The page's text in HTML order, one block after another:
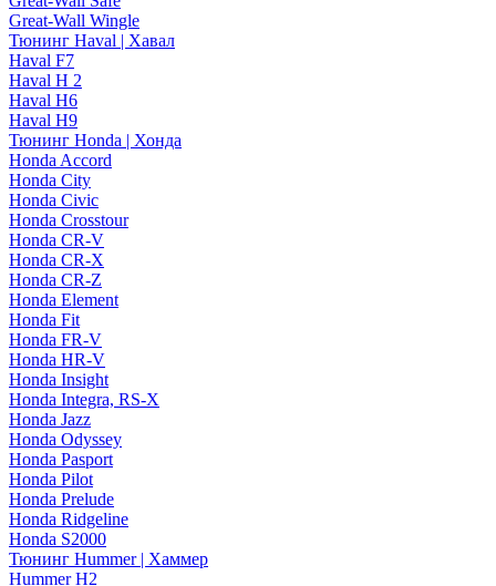
Great-Wall Wingle
Тюнинг Haval | Хавал
Haval F7
Haval H 2
Haval H6
Haval H9
Тюнинг Honda | Хонда
Honda Accord
Honda City
Honda Civic
Honda Crosstour
Honda CR-V
Honda CR-X
Honda CR-Z
Honda Element
Honda Fit
Honda FR-V
Honda HR-V
Honda Insight
Honda Integra, RS-X
Honda Jazz
Honda Odyssey
Honda Pasport
Honda Pilot
Honda Prelude
Honda Ridgeline
Honda S2000
Тюнинг Hummer | Хаммер
Hummer H2